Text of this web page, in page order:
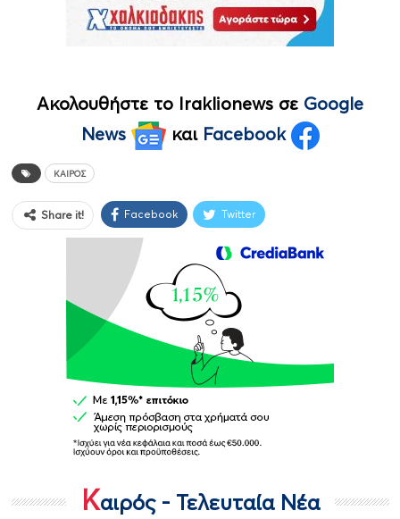
Ακολουθήστε το Iraklionews σε Google
News
και Facebook
ΚΑΙΡΌΣ
Share it! Facebook Twitter
Καιρός - Τελευταία Νέα